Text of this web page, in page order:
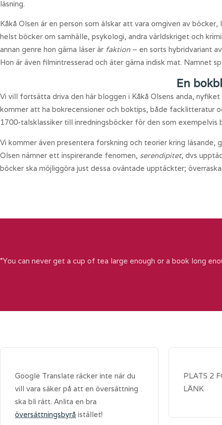
läsning.
Kåkå Olsen är en person som älskar att vara omgiven av
helst böcker om samhälle, psykologi, andra världskriget och
annan genre hon gärna läser är faktion – en sorts hybridvariant
Hon är även filmintresserad och äter gärna indisk mat. Namnet
En
Vi vill fortsätta driva den här bloggen i Kåkå Olsens anda,
kommer att ha bokrecensioner och boktips, både facklitteratur
1700-talsklassiker till inredningsböcker för den som
Vi kommer även presentera forskning och teorier kring läsande,
Olsen nämner ett inspirerande fenomen, serendipitet, dvs
böcker ska möjliggöra just dessa oväntade upptäckter;
“You can never get a cup of tea large enough or a book long
Google Translate räcker inte när du
vill vara säker på att en översättning
ska bli rätt. Anlita en bra
översättningsbyrå istället!
PLATS 2
LÄNK